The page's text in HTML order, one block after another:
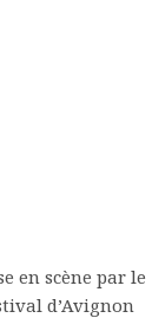
en scène par le
d’Avignon